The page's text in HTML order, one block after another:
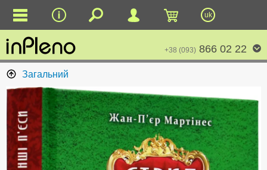
uk
+38 (093) 866 02 22
Загальний